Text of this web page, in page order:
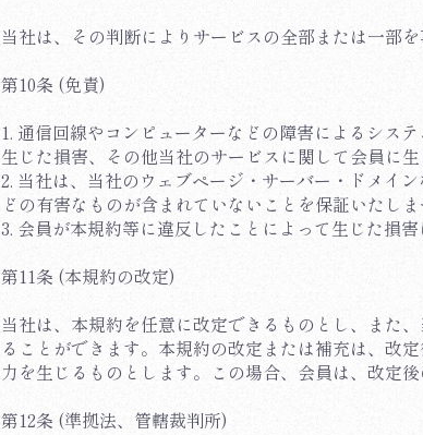
当社は、その判断によりサービスの全部または一部
第10条 (免責)
1. 通信回線やコンピューターなどの障害によるシス
生じた損害、その他当社のサービスに関して会員に
2. 当社は、当社のウェブページ・サーバー・ドメイ
どの有害なものが含まれていないことを保証いたしま
3. 会員が本規約等に違反したことによって生じた損
第11条 (本規約の改定)
当社は、本規約を任意に改定できるものとし、また
ることができます。本規約の改定または補充は、改
力を生じるものとします。この場合、会員は、改定
第12条 (準拠法、管轄裁判所)